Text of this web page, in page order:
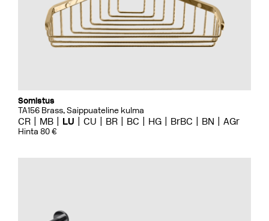
Somistus
TA156 Brass, Saippuateline kulma
CR MB LU CU BR BC HG BrBC BN AGr
Hinta 80 €